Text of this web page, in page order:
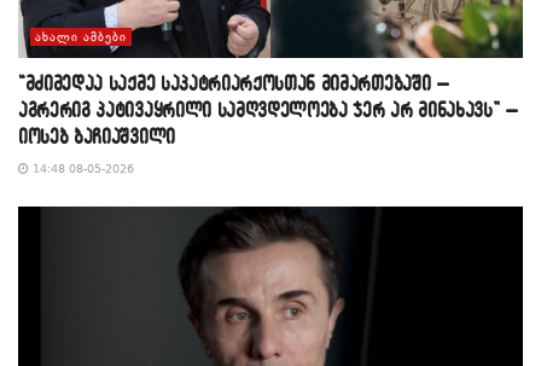
ᲐᲮᲐᲚᲘ ᲐᲛᲑᲔᲑᲘ
“მძიმედაა საქმე საპატრიარქოსთან მიმართებაში –
აგრერიგ პატივაყრილი სამღვდელოება ჯერ არ მინახავს” –
იოსებ ბაჩიაშვილი
14:48 08-05-2026